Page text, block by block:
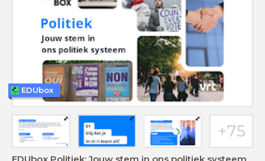
EDUbox Politiek: Jouw stem in ons politiek systeem
EDUbox